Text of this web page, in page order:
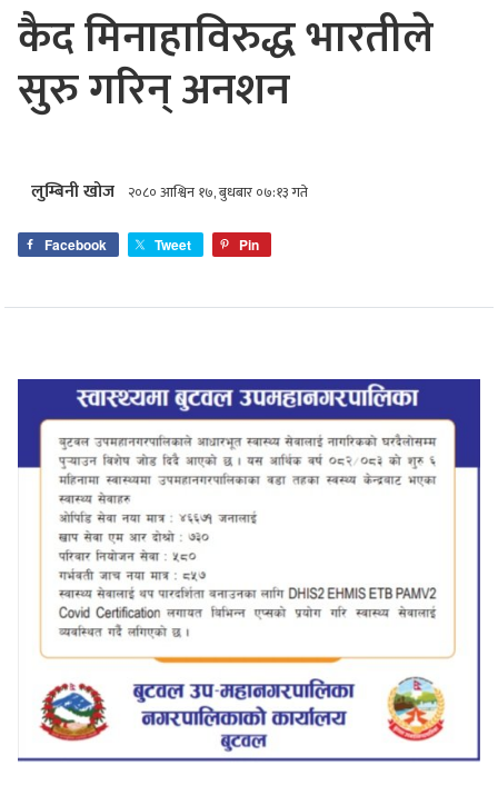
कैद मिनाहाविरुद्ध भारतीले
सुरु गरिन् अनशन
लुम्बिनी खोज २०८० आश्विन १७, बुधबार ०७:१३ गते
Facebook Tweet Pin